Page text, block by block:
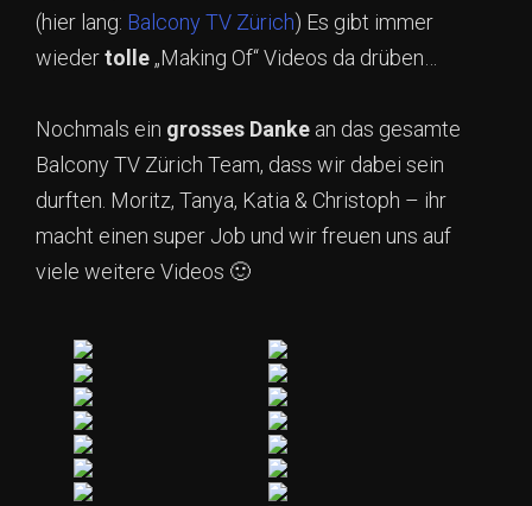
(hier lang: Balcony TV Zürich) Es gibt immer
wiedertolle „Making Of“ Videos da drüben…
Nochmals ein grosses Danke an das gesamte
Balcony TV Zürich Team, dass wir dabei sein
durften. Moritz, Tanya, Katia & Christoph – ihr
macht einen super Job und wir freuen uns auf
viele weitere Videos 🙂